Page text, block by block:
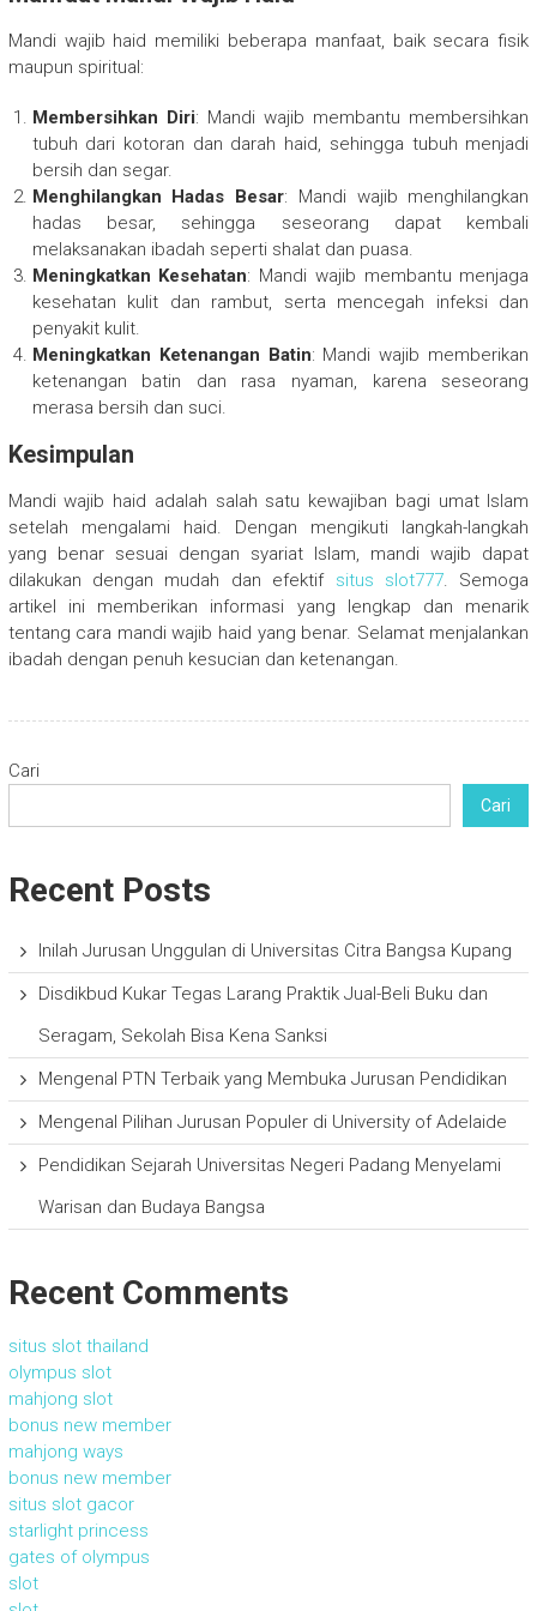
Mandi wajib haid memiliki beberapa manfaat, baik secara fisik
maupun spiritual:
Membersihkan Diri: Mandi wajib membantu membersihkan
tubuh dari kotoran dan darah haid, sehingga tubuh menjadi
bersih dan segar.
Menghilangkan Hadas Besar: Mandi wajib menghilangkan
hadas besar, sehingga seseorang dapat kembali
melaksanakan ibadah seperti shalat dan puasa.
Meningkatkan Kesehatan: Mandi wajib membantu menjaga
kesehatan kulit dan rambut, serta mencegah infeksi dan
penyakit kulit.
Meningkatkan Ketenangan Batin: Mandi wajib memberikan
ketenangan batin dan rasa nyaman, karena seseorang
merasa bersih dan suci.
Kesimpulan
Mandi wajib haid adalah salah satu kewajiban bagi umat Islam
setelah mengalami haid. Dengan mengikuti langkah-langkah
yang benar sesuai dengan syariat Islam, mandi wajib dapat
dilakukan dengan mudah dan efektif situs slot777. Semoga
artikel ini memberikan informasi yang lengkap dan menarik
tentang cara mandi wajib haid yang benar. Selamat menjalankan
ibadah dengan penuh kesucian dan ketenangan.
Cari
Cari
Recent Posts
Inilah Jurusan Unggulan di Universitas Citra Bangsa Kupang
Disdikbud Kukar Tegas Larang Praktik Jual-Beli Buku dan
Seragam, Sekolah Bisa Kena Sanksi
Mengenal PTN Terbaik yang Membuka Jurusan Pendidikan
Mengenal Pilihan Jurusan Populer di University of Adelaide
Pendidikan Sejarah Universitas Negeri Padang Menyelami
Warisan dan Budaya Bangsa
Recent Comments
situs slot thailand
olympus slot
mahjong slot
bonus new member
mahjong ways
bonus new member
situs slot gacor
starlight princess
gates of olympus
slot